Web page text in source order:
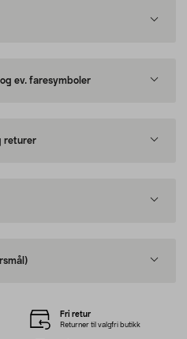
ev. faresymboler
returer
Fri retur
Returner til valgfri butikk